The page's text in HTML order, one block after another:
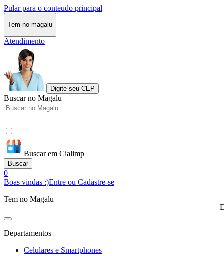
Pular para o conteudo principal
Tem no magalu
Atendimento
Digite seu CEP
Buscar no Magalu
Buscar em Cialimp
Buscar
0
Boas vindas :)Entre ou Cadastre-se
Tem no Magalu
Departamentos
Celulares e Smartphones